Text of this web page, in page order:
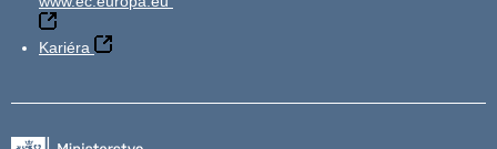
Kariéra